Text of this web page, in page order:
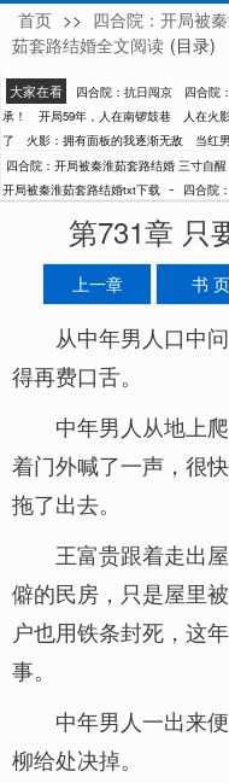
三寸自醒
首页 >> 四合院：开局被
茹套路结婚全文阅读 (目录)
大家在看 四合院：抗日闯京 四合院
承！
开局59年，人在南锣鼓巷 人在火
了
火影：拥有面板的我逐渐无敌 当红
四合院：开局被秦淮茹套路结婚 三寸自醒
开局被秦淮茹套路结婚txt下载 - 四合院
第731章 只
上一章 书 页
从中年男人口中
得再费口舌。
中年男人从地上
着门外喊了一声，很
拖了出去。
王富贵跟着走出
僻的民房，只是屋里
户也用铁条封死，这
事。
中年男人一出来
柳给处决掉。